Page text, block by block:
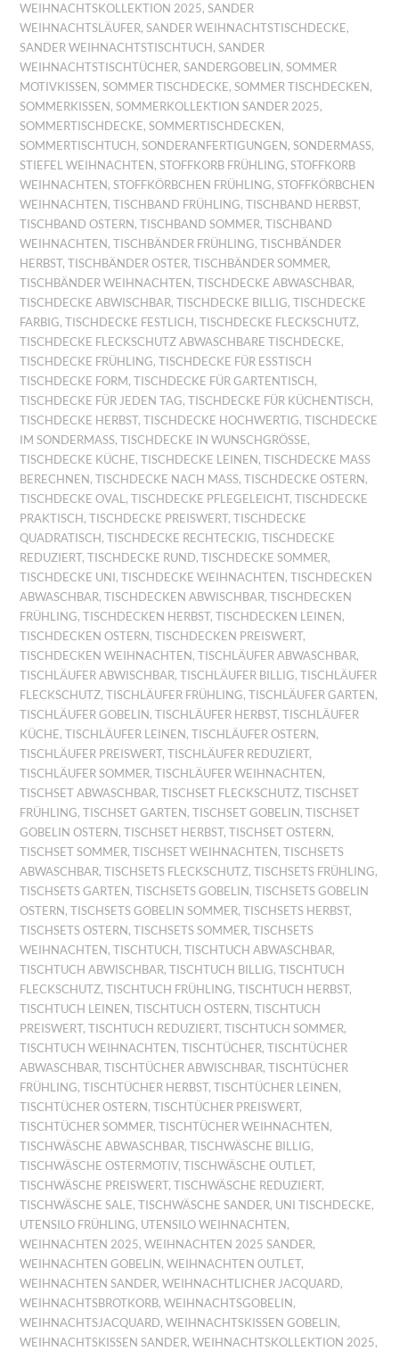
WEIHNACHTSKOLLEKTION 2025,SANDER
WEIHNACHTSLÄUFER,SANDER WEIHNACHTSTISCHDECKE,
SANDER WEIHNACHTSTISCHTUCH,SANDER
WEIHNACHTSTISCHTÜCHER,SANDERGOBELIN,SOMMER
MOTIVKISSEN,SOMMER TISCHDECKE,SOMMER TISCHDECKEN,
SOMMERKISSEN,SOMMERKOLLEKTION SANDER 2025,
SOMMERTISCHDECKE,SOMMERTISCHDECKEN,
SOMMERTISCHTUCH,SONDERANFERTIGUNGEN,SONDERMASS ,
STIEFEL WEIHNACHTEN,STOFFKORB FRÜHLING,STOFFKORB
WEIHNACHTEN,STOFFKÖRBCHEN FRÜHLING,STOFFKÖRBCHEN
WEIHNACHTEN,TISCHBAND FRÜHLING,TISCHBAND HERBST,
TISCHBAND OSTERN,TISCHBAND SOMMER,TISCHBAND
WEIHNACHTEN,TISCHBÄNDER FRÜHLING,TISCHBÄNDER
HERBST,TISCHBÄNDER OSTER,TISCHBÄNDER SOMMER,
TISCHBÄNDER WEIHNACHTEN,TISCHDECKE ABWASCHBAR,
TISCHDECKE ABWISCHBAR,TISCHDECKE BILLIG,TISCHDECKE
FARBIG,TISCHDECKE FESTLICH,TISCHDECKE FLECKSCHUTZ,
TISCHDECKE FLECKSCHUTZ ABWASCHBARE TISCHDECKE,
TISCHDECKE FRÜHLING,TISCHDECKE FÜR ESSTISCH
TISCHDECKE FORM,TISCHDECKE FÜR GARTENTISCH,
TISCHDECKE FÜR JEDEN TAG,TISCHDECKE FÜR KÜCHENTISCH,
TISCHDECKE HERBST,TISCHDECKE HOCHWERTIG,TISCHDECKE
IM SONDERMASS ,TISCHDECKE IN WUNSCHGRÖSSE ,
TISCHDECKE KÜCHE,TISCHDECKE LEINEN,TISCHDECKE MASS B
ERECHNEN
,TISCHDECKE NACH MASS ,TISCHDECKE OSTERN,
TISCHDECKE OVAL ,TISCHDECKE PFLEGELEICHT,TISCHDECKE
PRAKTISCH,TISCHDECKE PREISWERT,TISCHDECKE
QUADRATISCH,TISCHDECKE RECHTECKIG,TISCHDECKE
REDUZIERT,TISCHDECKE RUND,TISCHDECKE SOMMER,
TISCHDECKE UNI,TISCHDECKE WEIHNACHTEN,TISCHDECKEN
ABWASCHBAR,TISCHDECKEN ABWISCHBAR,TISCHDECKEN
FRÜHLING,TISCHDECKEN HERBST,TISCHDECKEN LEINEN,
TISCHDECKEN OSTERN,TISCHDECKEN PREISWERT,
TISCHDECKEN WEIHNACHTEN,TISCHLÄUFER ABWASCHBAR,
TISCHLÄUFER ABWISCHBAR,TISCHLÄUFER BILLIG,TISCHLÄUFER
FLECKSCHUTZ,TISCHLÄUFER FRÜHLING,TISCHLÄUFER GARTEN,
TISCHLÄUFER GOBELIN,TISCHLÄUFER HERBST,TISCHLÄUFER
KÜCHE,TISCHLÄUFER LEINEN,TISCHLÄUFER OSTERN,
TISCHLÄUFER PREISWERT,TISCHLÄUFER REDUZIERT,
TISCHLÄUFER SOMMER,TISCHLÄUFER WEIHNACHTEN,
TISCHSET ABWASCHBAR,TISCHSET FLECKSCHUTZ,TISCHSET
FRÜHLING,TISCHSET GARTEN,TISCHSET GOBELIN,TISCHSET
GOBELIN OSTERN,TISCHSET HERBST,TISCHSET OSTERN,
TISCHSET SOMMER,TISCHSET WEIHNACHTEN,TISCHSETS
ABWASCHBAR,TISCHSETS FLECKSCHUTZ,TISCHSETS FRÜHLING,
TISCHSETS GARTEN,TISCHSETS GOBELIN,TISCHSETS GOBELIN
OSTERN,TISCHSETS GOBELIN SOMMER,TISCHSETS HERBST,
TISCHSETS OSTERN,TISCHSETS SOMMER,TISCHSETS
WEIHNACHTEN,TISCHTUCH,TISCHTUCH ABWASCHBAR,
TISCHTUCH ABWISCHBAR,TISCHTUCH BILLIG,TISCHTUCH
FLECKSCHUTZ,TISCHTUCH FRÜHLING,TISCHTUCH HERBST,
TISCHTUCH LEINEN,TISCHTUCH OSTERN,TISCHTUCH
PREISWERT,TISCHTUCH REDUZIERT,TISCHTUCH SOMMER,
TISCHTUCH WEIHNACHTEN,TISCHTÜCHER,TISCHTÜCHER
ABWASCHBAR,TISCHTÜCHER ABWISCHBAR,TISCHTÜCHER
FRÜHLING,TISCHTÜCHER HERBST,TISCHTÜCHER LEINEN,
TISCHTÜCHER OSTERN,TISCHTÜCHER PREISWERT,
TISCHTÜCHER SOMMER,TISCHTÜCHER WEIHNACHTEN,
TISCHWÄSCHE ABWASCHBAR,TISCHWÄSCHE BILLIG,
TISCHWÄSCHE OSTERMOTIV,TISCHWÄSCHE OUTLET,
TISCHWÄSCHE PREISWERT,TISCHWÄSCHE REDUZIERT,
TISCHWÄSCHE SALE,TISCHWÄSCHE SANDER, UNI TISCHDECKE,
UTENSILO FRÜHLING, UTENSILO WEIHNACHTEN,
WEIHNACHTEN 2025,WEIHNACHTEN 2025 SANDER,
WEIHNACHTEN GOBELIN,WEIHNACHTEN OUTLET,
WEIHNACHTEN SANDER,WEIHNACHTLICHER JACQUARD,
WEIHNACHTSBROTKORB,WEIHNACHTSGOBELIN,
WEIHNACHTSJACQUARD,WEIHNACHTSKISSEN GOBELIN,
WEIHNACHTSKISSEN SANDER,WEIHNACHTSKOLLEKTION 2025,